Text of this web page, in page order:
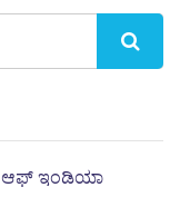
ಆಫ್ ಇಂಡಿಯಾ